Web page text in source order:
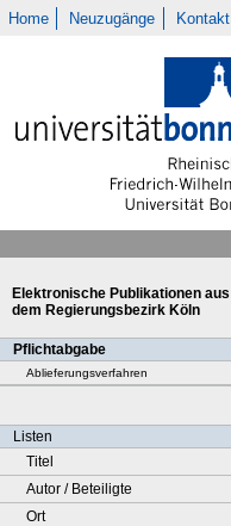
Home Neuzugänge Kontakt
Elektronische Publikationen aus
dem Regierungsbezirk Köln
Pflichtabgabe
Ablieferungsverfahren
Listen
Titel
Autor / Beteiligte
Ort